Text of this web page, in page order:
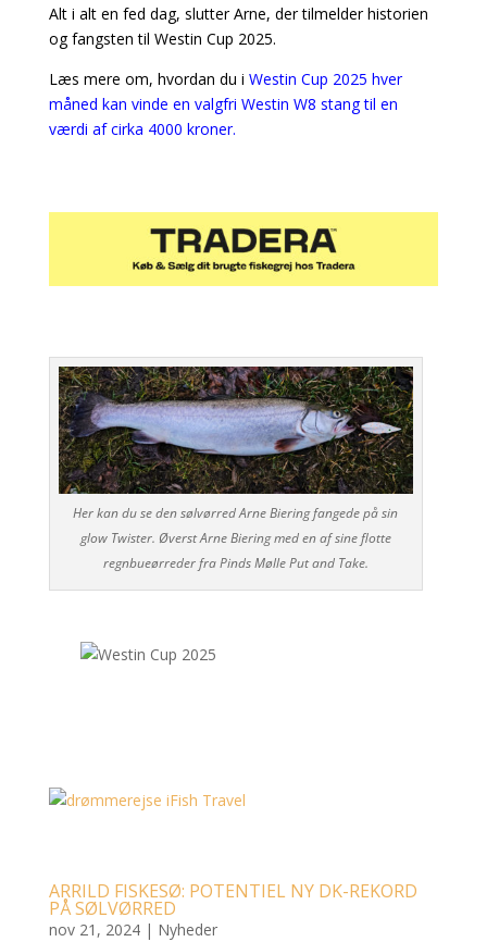
Alt i alt en fed dag, slutter Arne, der tilmelder historien
og fangsten til Westin Cup 2025.
Læs mere om, hvordan du i Westin Cup 2025 hver
måned kan vinde en valgfri Westin W8 stang til en
værdi af cirka 4000 kroner.
Her kan du se den sølvørred Arne Biering fangede på sin
glow Twister. Øverst Arne Biering med en af sine flotte
regnbueørreder fra Pinds Mølle Put and Take.
ARRILD FISKESØ: POTENTIEL NY DK-REKORD
PÅ SØLVØRRED
nov 21, 2024| Nyheder